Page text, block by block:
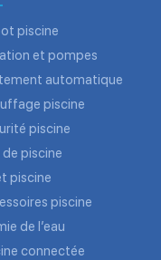
piscine
et pompes
automatique
piscine
piscine
de piscine
piscine
piscine
de l’eau
connectée